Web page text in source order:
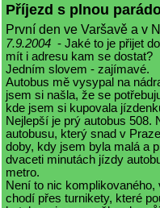
Příjezd s plnou
První den ve Varšavě a v
7.9.2004 - Jaké to je přijet
mít i adresu kam se dostat?
Jedním slovem - zajímavé.
Autobus mě vysypal na
jsem si našla, že se
kde jsem si kupovala
Nejlepší je prý autobus 508.
autobusu, který snad v
doby, kdy jsem byla malá a
dvaceti minutách jízdy
metro.
Není to nic
chodí přes turnikety, které